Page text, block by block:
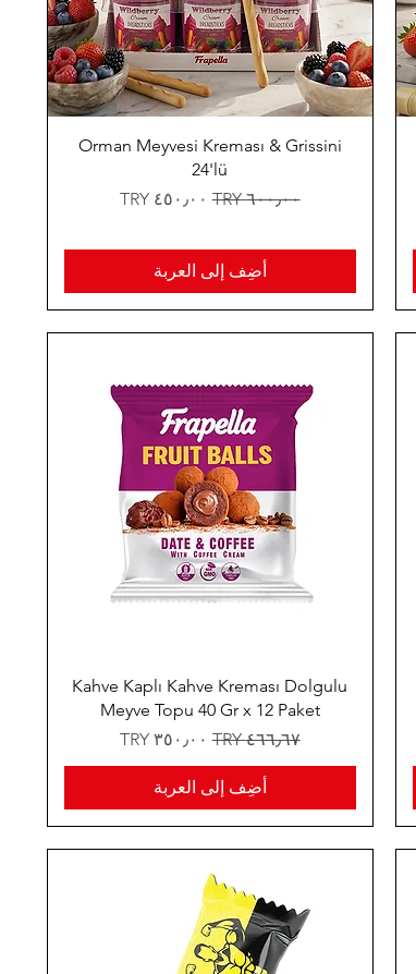
Orman Meyvesi Kreması & Grissini
24'lü
سعر عادي‏٦٠٠٫٠٠ TRY سعر البيع
أضِف إلى العربة
Kahve Kaplı Kahve Kreması Dolgulu
Meyve Topu 40 Gr x 12 Paket
سعر عادي‏٤٦٦٫٦٧ TRY سعر البيع
أضِف إلى العربة